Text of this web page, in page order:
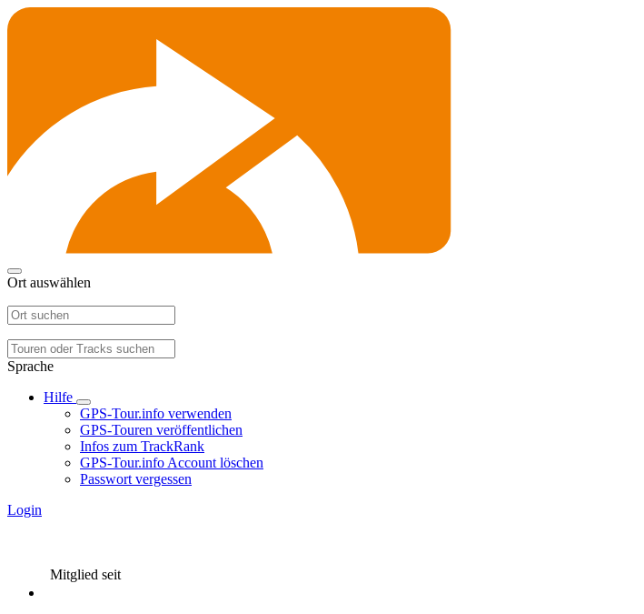
Ort auswählen
Sprache
Hilfe
GPS-Tour.info verwenden
GPS-Touren veröffentlichen
Infos zum TrackRank
GPS-Tour.info Account löschen
Passwort vergessen
Login
Mitglied seit